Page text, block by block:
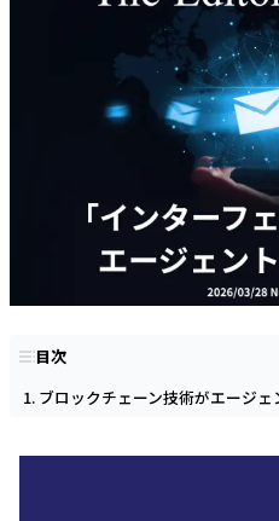
目次
ブロックチェーン技術がエージ